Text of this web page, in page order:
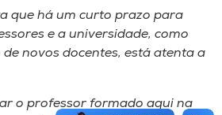
que há um curto prazo para
e a universidade, como
novos docentes, está atenta a
o professor formado aqui na